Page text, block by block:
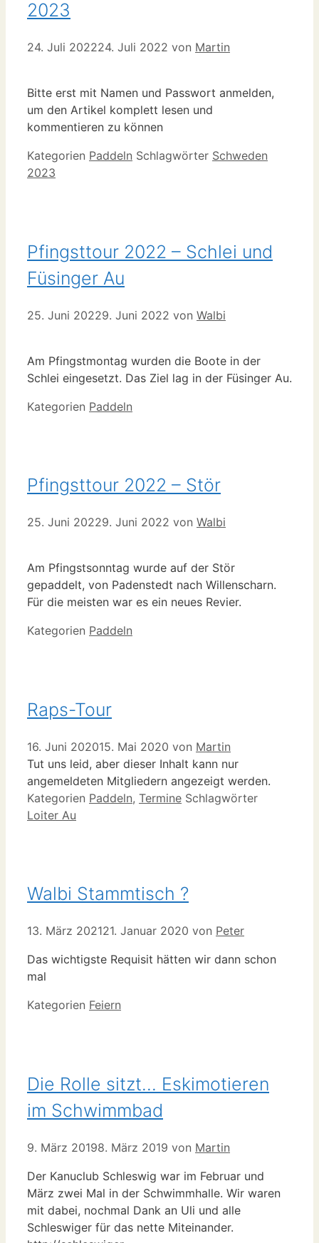
2023
24. Juli 202224. Juli 2022 von Martin
Bitte erst mit Namen und Passwort anmelden,
um den Artikel komplett lesen und
kommentieren zu können
Kategorien Paddeln Schlagwörter Schweden
2023
Pfingsttour 2022 – Schlei und
Füsinger Au
25. Juni 20229. Juni 2022 von Walbi
Am Pfingstmontag wurden die Boote in der
Schlei eingesetzt. Das Ziel lag in der Füsinger Au.
Kategorien Paddeln
Pfingsttour 2022 – Stör
25. Juni 20229. Juni 2022 von Walbi
Am Pfingstsonntag wurde auf der Stör
gepaddelt, von Padenstedt nach Willenscharn.
Für die meisten war es ein neues Revier.
Kategorien Paddeln
Raps-Tour
16. Juni 202015. Mai 2020 von Martin
Tut uns leid, aber dieser Inhalt kann nur
angemeldeten Mitgliedern angezeigt werden.
Kategorien Paddeln, Termine Schlagwörter
Loiter Au
Walbi Stammtisch ?
13. März 202121. Januar 2020 von Peter
Das wichtigste Requisit hätten wir dann schon
mal
Kategorien Feiern
Die Rolle sitzt… Eskimotieren
im Schwimmbad
9. März 20198. März 2019 von Martin
Der Kanuclub Schleswig war im Februar und
März zwei Mal in der Schwimmhalle. Wir waren
mit dabei, nochmal Dank an Uli und alle
Schleswiger für das nette Miteinander.